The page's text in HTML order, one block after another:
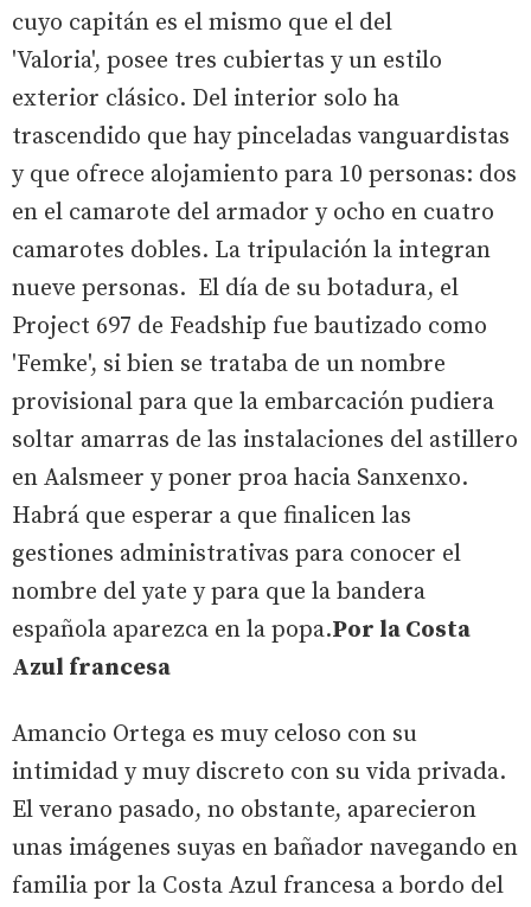
cuyo capitán es el mismo que el del
'Valoria', posee tres cubiertas y un estilo
exterior clásico. Del interior solo ha
trascendido que hay pinceladas vanguardistas
y que ofrece alojamiento para 10 personas: dos
en el camarote del armador y ocho en cuatro
camarotes dobles. La tripulación la integran
nueve personas. El día de su botadura, el
Project 697 de Feadship fue bautizado como
'Femke', si bien se trataba de un nombre
provisional para que la embarcación pudiera
soltar amarras de las instalaciones del astillero
en Aalsmeer y poner proa hacia Sanxenxo.
Habrá que esperar a que finalicen las
gestiones administrativas para conocer el
nombre del yate y para que la bandera
española aparezca en la popa.Por la Costa
Azul francesa
Amancio Ortega es muy celoso con su
intimidad y muy discreto con su vida privada.
El verano pasado, no obstante, aparecieron
unas imágenes suyas en bañador navegando en
familia por la Costa Azul francesa a bordo del